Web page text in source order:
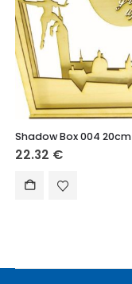
Shadow Box 004 20cm
22.32 €